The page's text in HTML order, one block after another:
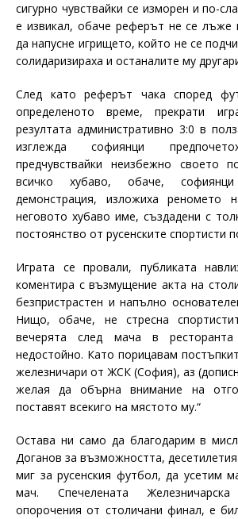
сигурно чувствайки се изморен и по-
е извикал, обаче реферът не се лъже
да напусне игрището, който не се
солидаризираха и останалите му
След като реферът чака според
определеното време, прекрати
резултата административно 3:0 в
изглежда софиянци
предчувствайки неизбежно своето
всичко хубаво, обаче,
демонстрация, изложиха реномето
неговото хубаво име, създадени с
постоянство от русенските спортисти
Играта се провали, публиката
коментира с възмущение акта на
безпристрастен и напълно
Нищо, обаче, не стресна
вечерята след мача в
недостойно. Като порицавам
железничари от ЖСК (София), аз
желая да обърна внимание на
поставят всекиго на мястото му.“
Остава ни само да благодарим в
Доганов за възможността,
миг за русенския футбол, да усетим
мач. Спечелената
опорочения от столичани финал, е